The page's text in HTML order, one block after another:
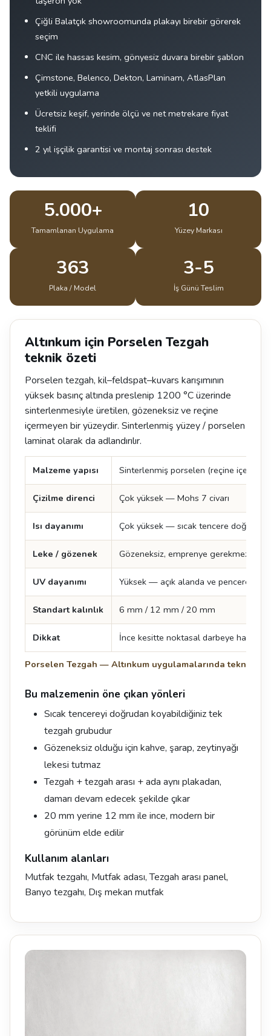
Çiğli Balatçık showroomunda plakayı birebir görerek
seçim
CNC ile hassas kesim, gönyesiz duvara birebir şablon
Çimstone, Belenco, Dekton, Laminam, AtlasPlan
yetkili uygulama
Ücretsiz keşif, yerinde ölçü ve net metrekare fiyat
teklifi
2 yıl işçilik garantisi ve montaj sonrası destek
5.000+
Tamamlanan Uygulama
10
Yüzey Markası
363
Plaka / Model
3-5
İş Günü Teslim
Altınkum için Porselen Tezgah
teknik özeti
Porselen tezgah, kil–feldspat–kuvars karışımının
yüksek basınç altında preslenip 1200 °C üzerinde
sinterlenmesiyle üretilen, gözeneksiz ve reçine
içermeyen bir yüzeydir. Sinterlenmiş yüzey / porselen
laminat olarak da adlandırılır.
Porselen Tezgah — Altınkum uygulamalarında teknik
Malzeme yapısı Sinterlenmiş porselen (reçine içermez)
Çizilme direnci Çok yüksek — Mohs 7 civarı
Isı dayanımı Çok yüksek — sıcak tencere
Leke / gözenek Gözeneksiz, emprenye gerekmez
UV dayanımı Yüksek — açık alanda ve pencere
Standart kalınlık 6 mm / 12 mm / 20 mm
Dikkat İnce kesitte noktasal darbeye
Bu malzemenin öne çıkan yönleri
Sıcak tencereyi doğrudan koyabildiğiniz tek
tezgah grubudur
Gözeneksiz olduğu için kahve, şarap, zeytinyağı
lekesi tutmaz
Tezgah + tezgah arası + ada aynı plakadan,
damarı devam edecek şekilde çıkar
20 mm yerine 12 mm ile ince, modern bir
görünüm elde edilir
Kullanım alanları
Mutfak tezgahı, Mutfak adası, Tezgah arası panel,
Banyo tezgahı, Dış mekan mutfak